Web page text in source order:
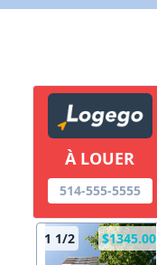
À LOUER
514-555-5555
1 1/2 $1345.00